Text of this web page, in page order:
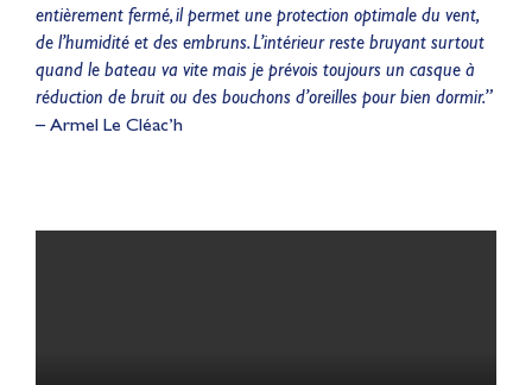
entièrement fermé, il permet une protection optimale du vent,
de l’humidité et des embruns. L’intérieur reste bruyant surtout
quand le bateau va vite mais je prévois toujours un casque à
réduction de bruit ou des bouchons d’oreilles pour bien dormir.”
–Armel Le Cléac’h